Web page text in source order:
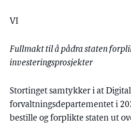
VI
Fullmakt til å pådra staten
investeringsprosjekter
Stortinget samtykker i at
forvaltningsdepartementet i
bestille og forplikte staten ut